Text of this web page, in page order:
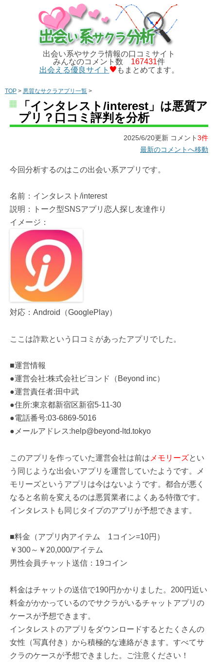
出会い系やサクラ情報の口コミサイト
みんなのコメント数 167431件
出会える優良サイト
もまとめてます。
TOP > 悪質なサクラアプリ一覧 >
「インタレスト/interest」は悪質ア
プリ？口コミ評判を分析
2025/6/20更新 コメント3件
最新のコメントへ移動
今回分析するのはこの出会い系アプリです。
名前：インタレスト/interest
説明：トーク型SNSアプリ恋人探し友達作り
イメージ：
対応：Android（GooglePlay）
ここは詐欺という口コミがあったアプリでした。
■運営情報
●運営会社:株式会社ビヨンド（Beyond inc）
●運営責任者:田中武
●住所:東京都新宿区新宿5-11-30
●電話番号:03-6869-5016
●メールアドレス:help@beyond-ltd.tokyo
このアプリを作っていた運営会社は前は メモリーズとい
う同じような出会いアプリを運営していたようです。メ
モリーズというアプリは今はないようです。都合が悪く
なると名前を変えるのは悪質業者によくある特徴です。
インタレストも同じタイプのアプリが予想できます。
■料金（アプリ内アイテム 1コイン=10円）
￥300～￥20,000/アイテム
男性会員チャット送信：19コイン
料金はチャットの送信で190円かかりました。200円近い
料金がかかっているのでサクラがいるチャットアプリの
ケースが予想できます。
インタレストのアプリをダウンロードするとたくさんの
女性（写真付き）から積極的な連絡がきます。すべてサ
クラのケースが予想できました。ご注意ください！